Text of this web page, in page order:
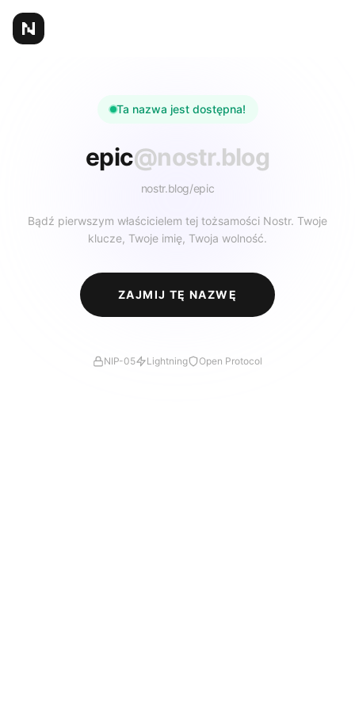
Ta nazwa jest dostępna!
epic@nostr.blog
nostr.blog/epic
Bądź pierwszym właścicielem tej tożsamości Nostr. Twoje
klucze, Twoje imię, Twoja wolność.
ZAJMIJ TĘ NAZWĘ
NIP-05 Lightning Open Protocol